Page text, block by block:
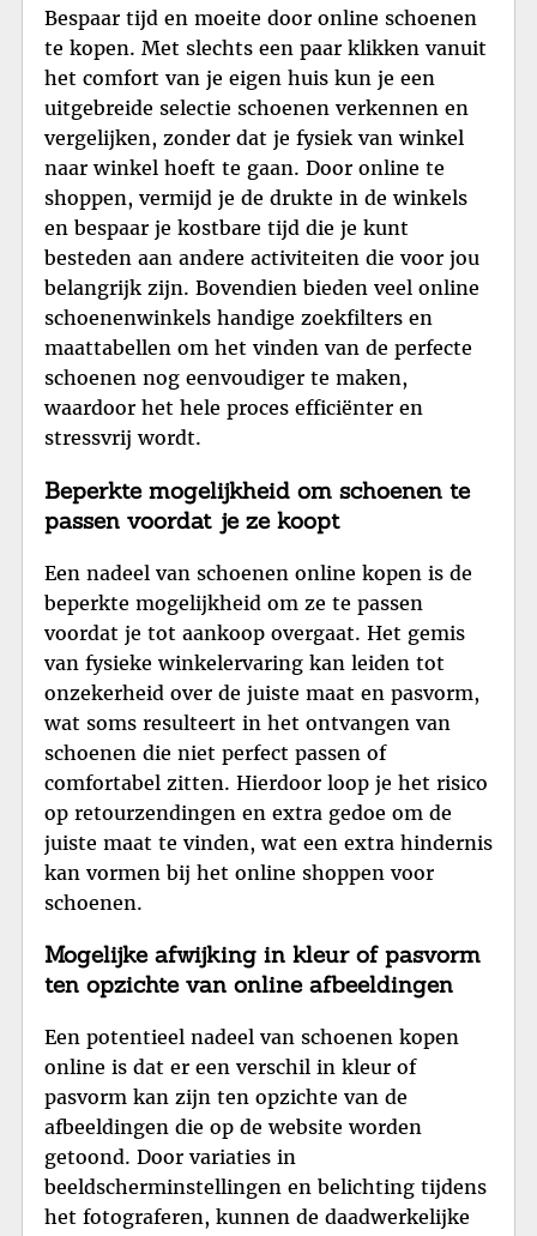
Bespaar tijd en moeite door online schoenen
te kopen. Met slechts een paar klikken vanuit
het comfort van je eigen huis kun je een
uitgebreide selectie schoenen verkennen en
vergelijken, zonder dat je fysiek van winkel
naar winkel hoeft te gaan. Door online te
shoppen, vermijd je de drukte in de winkels
en bespaar je kostbare tijd die je kunt
besteden aan andere activiteiten die voor jou
belangrijk zijn. Bovendien bieden veel online
schoenenwinkels handige zoekfilters en
maattabellen om het vinden van de perfecte
schoenen nog eenvoudiger te maken,
waardoor het hele proces efficiënter en
stressvrij wordt.
Beperkte mogelijkheid om schoenen te
passen voordat je ze koopt
Een nadeel van schoenen online kopen is de
beperkte mogelijkheid om ze te passen
voordat je tot aankoop overgaat. Het gemis
van fysieke winkelervaring kan leiden tot
onzekerheid over de juiste maat en pasvorm,
wat soms resulteert in het ontvangen van
schoenen die niet perfect passen of
comfortabel zitten. Hierdoor loop je het risico
op retourzendingen en extra gedoe om de
juiste maat te vinden, wat een extra hindernis
kan vormen bij het online shoppen voor
schoenen.
Mogelijke afwijking in kleur of pasvorm
ten opzichte van online afbeeldingen
Een potentieel nadeel van schoenen kopen
online is dat er een verschil in kleur of
pasvorm kan zijn ten opzichte van de
afbeeldingen die op de website worden
getoond. Door variaties in
beeldscherminstellingen en belichting tijdens
het fotograferen, kunnen de daadwerkelijke